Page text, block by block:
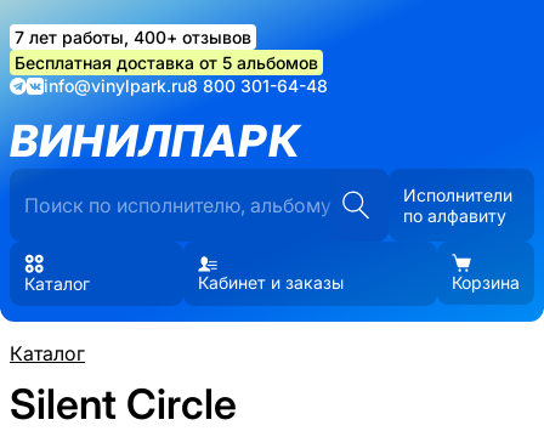
7 лет работы, 400+ отзывов
Бесплатная доставка от 5 альбомов
info@vinylpark.ru8 800 301-64-48
ВИНИЛПАРК
Исполнители
по алфавиту
Каталог Кабинет и заказы Корзина
Каталог
Silent Circle